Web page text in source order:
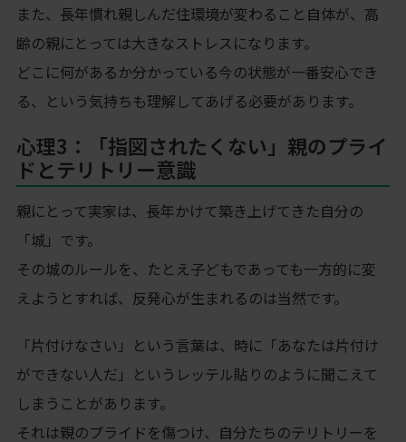
また、長年慣れ親しんだ住環境が変わること自体が、高
齢の親にとっては大きなストレスになります。
どこに何があるか分かっている今の状態が一番安心でき
る、という気持ちも理解してあげる必要があります。
心理3：「指図されたくない」親のプライ
ドとテリトリー意識
親にとって実家は、長年かけて築き上げてきた自分の
「城」です。
その城のルールを、たとえ子どもであっても一方的に変
えようとすれば、反発心が生まれるのは当然です。
「片付けなさい」という言葉は、時に「あなたは片付け
ができない人だ」というレッテル貼りのように聞こえて
しまうことがあります。
それは親のプライドを傷つけ、自分たちのテリトリーを